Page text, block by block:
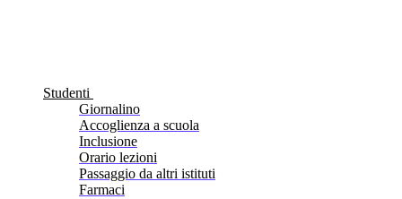
Studenti
Giornalino
Accoglienza a scuola
Inclusione
Orario lezioni
Passaggio da altri istituti
Farmaci